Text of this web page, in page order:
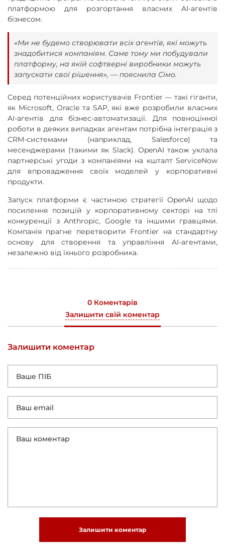
платформою для розгортання власних AI-агентів
бізнесом.
«Ми не будемо створювати всіх агентів, які можуть
знадобитися компаніям. Саме тому ми побудували
платформу, на якій софтверні виробники можуть
запускати свої рішення», — пояснила Сімо.
Серед потенційних користувачів Frontier — такі гіганти,
як Microsoft, Oracle та SAP, які вже розробили власних
AI-агентів для бізнес-автоматизації. Для повноцінної
роботи в деяких випадках агентам потрібна інтеграція з
CRM-системами (наприклад, Salesforce) та
месенджерами (такими як Slack). OpenAI також уклала
партнерські угоди з компаніями на кшталт ServiceNow
для впровадження своїх моделей у корпоративні
продукти.
Запуск платформи є частиною стратегії OpenAI щодо
посилення позицій у корпоративному секторі на тлі
конкуренції з Anthropic, Google та іншими гравцями.
Компанія прагне перетворити Frontier на стандартну
основу для створення та управління AI-агентами,
незалежно від їхнього розробника.
0 Коментарів
Залишити свій коментар
Залишити коментар
Залишити коментар